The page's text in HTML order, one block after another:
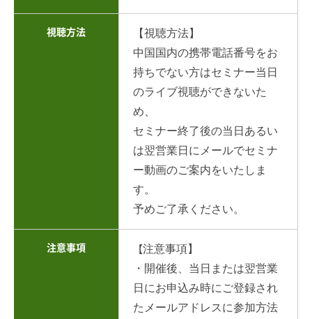
視聴方法
【視聴方法】
中国国内の携帯電話番号をお
持ちでない方はセミナー当日
のライブ視聴ができないた
め、
セミナー終了後の当日あるい
は翌営業日にメールでセミナ
ー動画のご案内をいたしま
す。
予めご了承ください。
注意事項 【注意事項】
・開催後、当日または翌営業
日にお申込み時にご登録され
たメールアドレスに参加方法